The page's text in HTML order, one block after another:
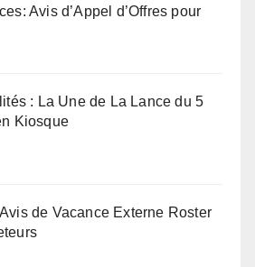
Avis d’Appel d’Offres pour
: La Une de La Lance du 5
Kiosque
de Vacance Externe Roster